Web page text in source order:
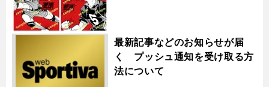
最新記事などのお知らせが届
く プッシュ通知を受け取る方
法について